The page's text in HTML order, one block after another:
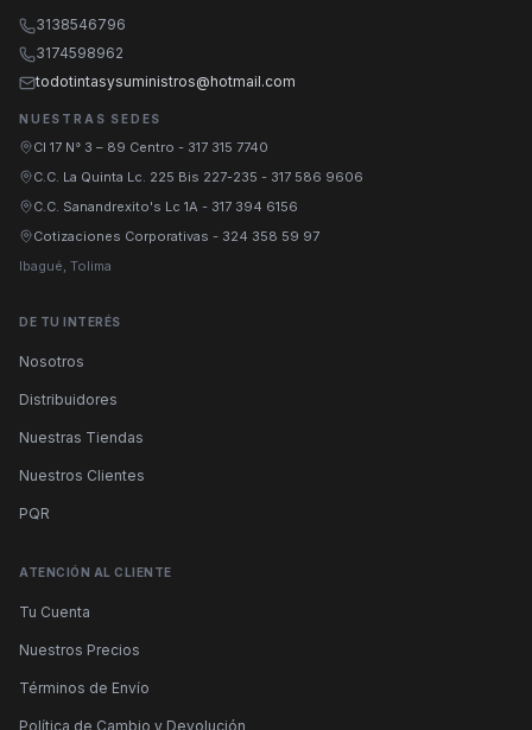
3138546796
3174598962
todotintasysuministros@hotmail.com
NUESTRAS SEDES
Cl 17 N° 3 – 89 Centro - 317 315 7740
C.C. La Quinta Lc. 225 Bis 227-235 - 317 586 9606
C.C. Sanandrexito's Lc 1A - 317 394 6156
Cotizaciones Corporativas - 324 358 59 97
Ibagué, Tolima
DE TU INTERÉS
Nosotros
Distribuidores
Nuestras Tiendas
Nuestros Clientes
PQR
ATENCIÓN AL CLIENTE
Tu Cuenta
Nuestros Precios
Términos de Envío
Política de Cambio y Devolución